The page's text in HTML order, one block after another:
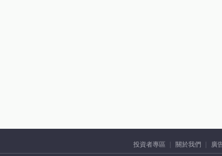
投資者專區 關於我們 廣